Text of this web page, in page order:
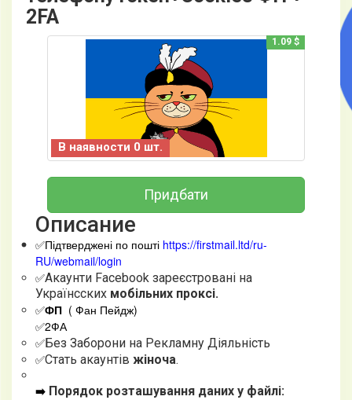
2FA
В наявности 0 шт.
1.09 $
Придбати
Описание
✅Підтверджені по пошті https://firstmail.ltd/ru-
RU/webmail/login
✅Акаунти Facebook зареєстровані на
Українсских мобільних проксі.
✅ФП ( Фан Пейдж)
✅2ФА
✅Без Заборони на Рекламну Діяльність
✅Стать акаунтів жіноча.
➡️ Порядок розташування даних у файлі: